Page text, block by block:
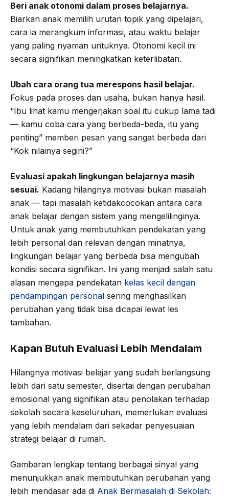
Beri anak otonomi dalam proses belajarnya.
Biarkan anak memilih urutan topik yang dipelajari,
cara ia merangkum informasi, atau waktu belajar
yang paling nyaman untuknya. Otonomi kecil ini
secara signifikan meningkatkan keterlibatan.
Ubah cara orang tua merespons hasil belajar.
Fokus pada proses dan usaha, bukan hanya hasil.
“Ibu lihat kamu mengerjakan soal itu cukup lama tadi
— kamu coba cara yang berbeda-beda, itu yang
penting” memberi pesan yang sangat berbeda dari
“Kok nilainya segini?”
Evaluasi apakah lingkungan belajarnya masih
sesuai. Kadang hilangnya motivasi bukan masalah
anak — tapi masalah ketidakcocokan antara cara
anak belajar dengan sistem yang mengelilinginya.
Untuk anak yang membutuhkan pendekatan yang
lebih personal dan relevan dengan minatnya,
lingkungan belajar yang berbeda bisa mengubah
kondisi secara signifikan. Ini yang menjadi salah satu
alasan mengapa pendekatan kelas kecil dengan
pendampingan personal sering menghasilkan
perubahan yang tidak bisa dicapai lewat les
tambahan.
Kapan Butuh Evaluasi Lebih Mendalam
Hilangnya motivasi belajar yang sudah berlangsung
lebih dari satu semester, disertai dengan perubahan
emosional yang signifikan atau penolakan terhadap
sekolah secara keseluruhan, memerlukan evaluasi
yang lebih mendalam dari sekadar penyesuaian
strategi belajar di rumah.
Gambaran lengkap tentang berbagai sinyal yang
menunjukkan anak membutuhkan perubahan yang
lebih mendasar ada di Anak Bermasalah di Sekolah: